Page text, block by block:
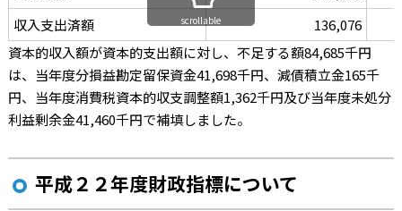
収入支出済額
136,076
scrollable
資本的収入額が資本的支出額に対し、不足する額84,685千円
は、当年度分損益勘定留保資金41,698千円、減債積立金165千
円、当年度消費税資本的収支調整額1,362千円及び当年度未処分
利益剰余金41,460千円で補填しました。
平成２２年度財政指標について